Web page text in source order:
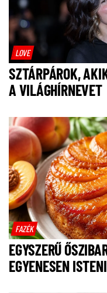
LOVE
SZTÁRPÁROK,
A VILÁGHÍRNEVET
FAZÉK
EGYSZERŰ
EGYENESEN ISTENI